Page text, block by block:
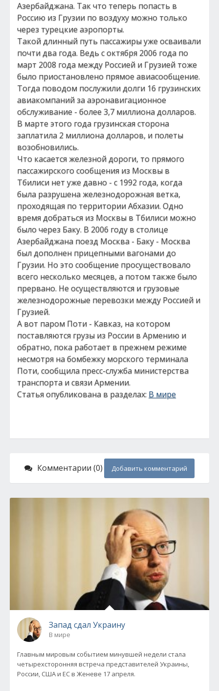
Азербайджана. Так что теперь попасть в
Россию из Грузии по воздуху можно только
через турецкие аэропорты.
Такой длинный путь пассажиры уже осваивали
почти два года. Ведь с октября 2006 года по
март 2008 года между Россией и Грузией тоже
было приостановлено прямое авиасообщение.
Тогда поводом послужили долги 16 грузинских
авиакомпаний за аэронавигационное
обслуживание - более 3,7 миллиона долларов.
В марте этого года грузинская сторона
заплатила 2 миллиона долларов, и полеты
возобновились.
Что касается железной дороги, то прямого
пассажирского сообщения из Москвы в
Тбилиси нет уже давно - с 1992 года, когда
была разрушена железнодорожная ветка,
проходящая по территории Абхазии. Одно
время добраться из Москвы в Тбилиси можно
было через Баку. В 2006 году в столице
Азербайджана поезд Москва - Баку - Москва
был дополнен прицепными вагонами до
Грузии. Но это сообщение просуществовало
всего несколько месяцев, а потом также было
прервано. Не осуществляются и грузовые
железнодорожные перевозки между Россией и
Грузией.
А вот паром Поти - Кавказ, на котором
поставляются грузы из России в Армению и
обратно, пока работает в прежнем режиме
несмотря на бомбежку морского терминала
Поти, сообщила пресс-служба министерства
транспорта и связи Армении.
Статья опубликована в разделах: В мире
Комментарии (0) Добавить комментарий
Запад сдал Украину
В мире
Главным мировым событием минувшей недели стала
четырехсторонняя встреча представителей Украины,
России, США и ЕС в Женеве 17 апреля.